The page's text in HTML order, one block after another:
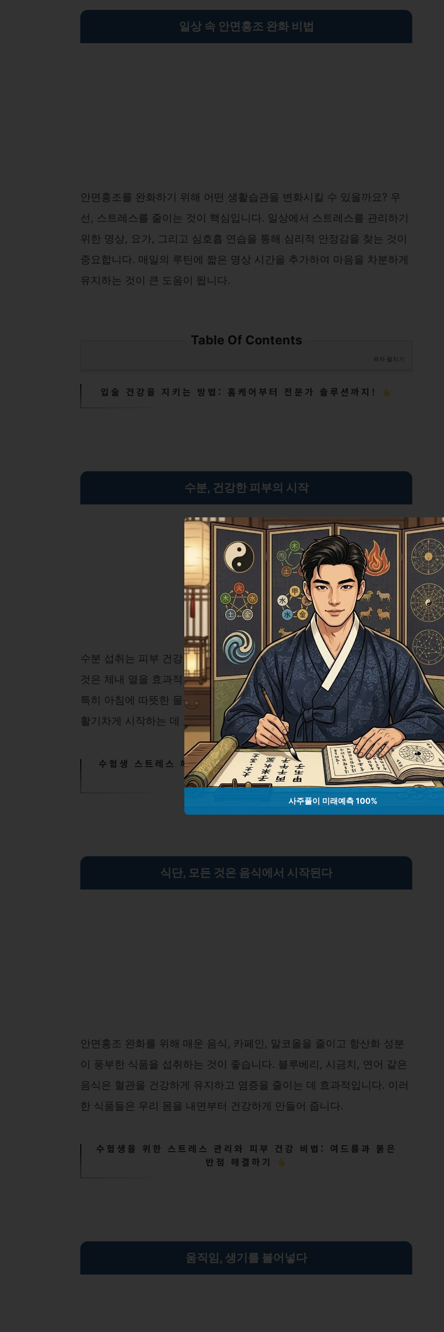
일상 속 안면홍조 완화 비법
안면홍조를 완화하기 위해 어떤 생활습관을 변화시킬 수 있을까요? 우
선, 스트레스를 줄이는 것이 핵심입니다. 일상에서 스트레스를 관리하기
위한 명상, 요가, 그리고 심호흡 연습을 통해 심리적 안정감을 찾는 것이
중요합니다. 매일의 루틴에 짧은 명상 시간을 추가하여 마음을 차분하게
유지하는 것이 큰 도움이 됩니다.
Table Of Contents
목차 펼치기
입술 건강을 지키는 방법: 홈케어부터 전문가 솔루션까지!
수분, 건강한 피부의 시작
수분 섭취는 피부 건강 유지의 기본입니다. 하루에 물을 충분히 마시는
것은 체내 열을 효과적으로 조절해주며, 피부의 혈액 순환을 돕습니다.
특히 아침에 따뜻한 물을 한 잔 마시는 것은 신진대사를 촉진하고 하루를
활기차게 시작하는 데 도움을 줄 수 있습니다.
수험생 스트레스 해소를 위한 혁신적 방법과 건강한 시험 준비
요령
식단, 모든 것은 음식에서 시작된다
안면홍조 완화를 위해 매운 음식, 카페인, 알코올을 줄이고 항산화 성분
이 풍부한 식품을 섭취하는 것이 좋습니다. 블루베리, 시금치, 연어 같은
음식은 혈관을 건강하게 유지하고 염증을 줄이는 데 효과적입니다. 이러
한 식품들은 우리 몸을 내면부터 건강하게 만들어 줍니다.
수험생을 위한 스트레스 관리와 피부 건강 비법: 여드름과 붉은
반점 해결하기
움직임, 생기를 불어넣다
사주풀이 미래예측 100%